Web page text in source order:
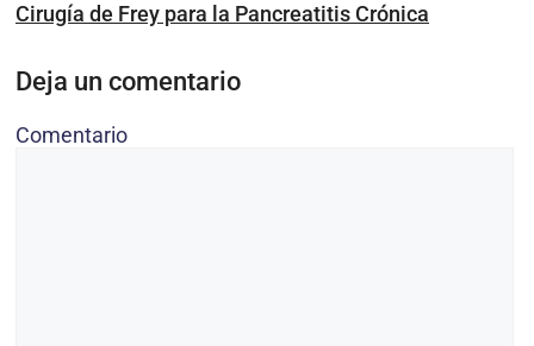
Cirugía de Frey para la Pancreatitis Crónica
Deja un comentario
Comentario